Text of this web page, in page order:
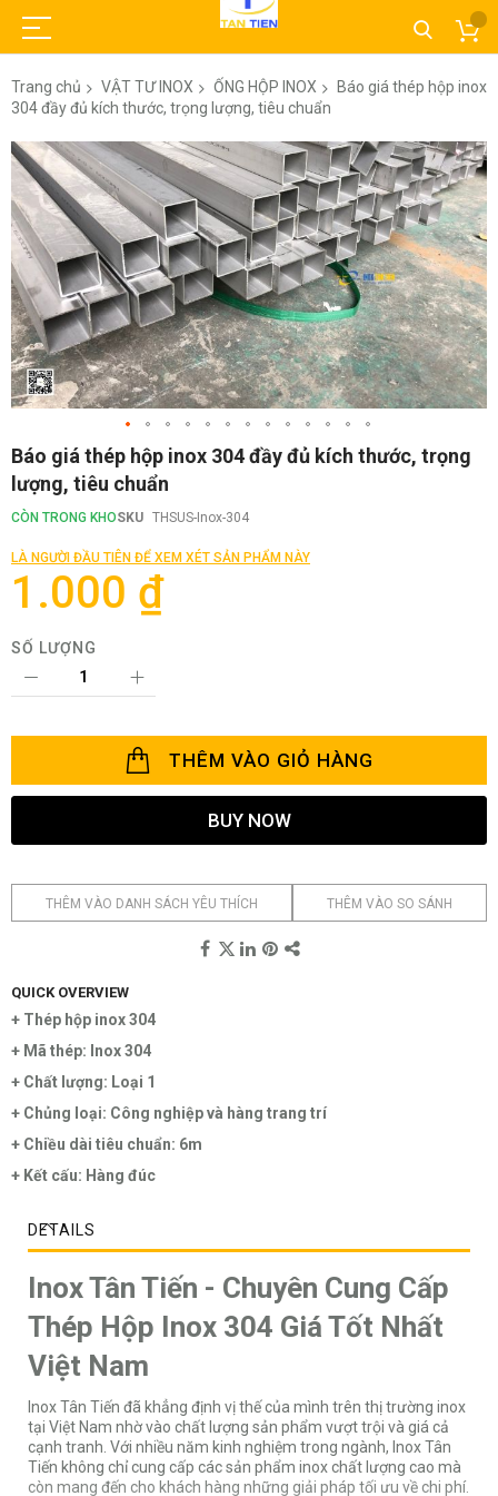
Trang chủ VẬT TƯ INOX ỐNG HỘP INOX
Báo giá thép hộp inox
304 đầy đủ kích thước, trọng lượng, tiêu chuẩn
Chuyển
đến
phần
đầu
của
thư
viện
hình
ảnh
Chuyển
phần
đầu
của
thư
viện
hình
Báo giá thép hộp inox 304 đầy đủ kích thước, trọng
lượng, tiêu chuẩn
CÒN TRONG KHOSKU THSUS-Inox-304
LÀ NGƯỜI ĐẦU TIÊN ĐỂ XEM XÉT SẢN PHẨM NÀY
1.000 ₫
SỐ LƯỢNG
THÊM VÀO GIỎ HÀNG
BUY NOW
THÊM VÀO DANH SÁCH YÊU THÍCH THÊM VÀO SO SÁNH
QUICK OVERVIEW
+ Thép hộp inox 304
+ Mã thép: Inox 304
+ Chất lượng: Loại 1
+ Chủng loại: Công nghiệp và hàng trang trí
+ Chiều dài tiêu chuẩn: 6m
+ Kết cấu: Hàng đúc
DETAILS
Inox Tân Tiến - Chuyên Cung Cấp
Thép Hộp Inox 304 Giá Tốt Nhất
Việt Nam
Inox Tân Tiến đã khẳng định vị thế của mình trên thị trường inox
tại Việt Nam nhờ vào chất lượng sản phẩm vượt trội và giá cả
cạnh tranh. Với nhiều năm kinh nghiệm trong ngành, Inox Tân
Tiến không chỉ cung cấp các sản phẩm inox chất lượng cao mà
còn mang đến cho khách hàng những giải pháp tối ưu về chi phí.